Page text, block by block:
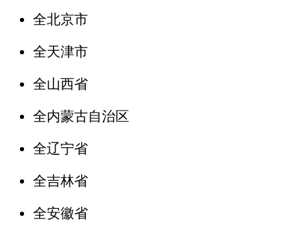
全北京市
全天津市
全山西省
全内蒙古自治区
全辽宁省
全吉林省
全安徽省